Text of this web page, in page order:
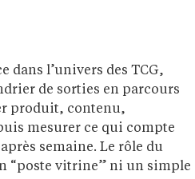
dans l’univers des TCG,
de sorties en parcours
produit, contenu,
mesurer ce qui compte
semaine. Le rôle du
“poste vitrine” ni un simple